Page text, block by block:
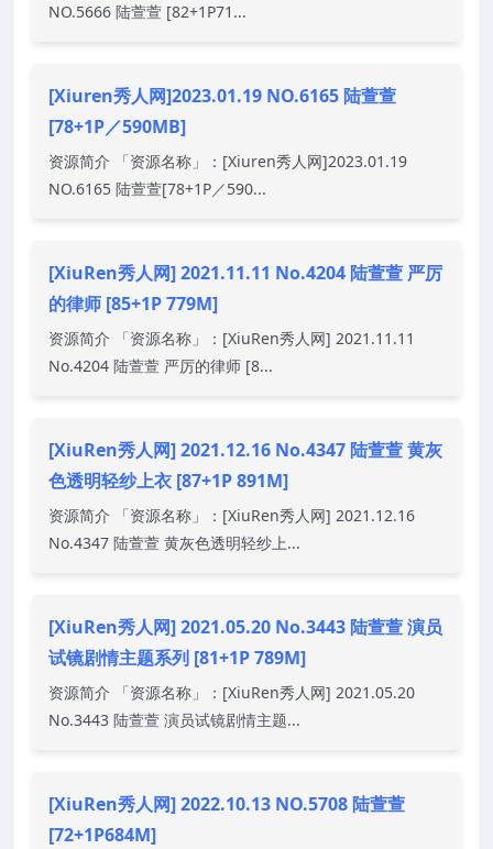
NO.5666 陆萱萱 [82+1P71...
[Xiuren秀人网]2023.01.19 NO.6165 陆萱萱
[78+1P／590MB]
资源简介 「资源名称」：[Xiuren秀人网]2023.01.19
NO.6165 陆萱萱[78+1P／590...
[XiuRen秀人网] 2021.11.11 No.4204 陆萱萱 严厉
的律师 [85+1P 779M]
资源简介 「资源名称」：[XiuRen秀人网] 2021.11.11
No.4204 陆萱萱 严厉的律师 [8...
[XiuRen秀人网] 2021.12.16 No.4347 陆萱萱 黄灰
色透明轻纱上衣 [87+1P 891M]
资源简介 「资源名称」：[XiuRen秀人网] 2021.12.16
No.4347 陆萱萱 黄灰色透明轻纱上...
[XiuRen秀人网] 2021.05.20 No.3443 陆萱萱 演员
试镜剧情主题系列 [81+1P 789M]
资源简介 「资源名称」：[XiuRen秀人网] 2021.05.20
No.3443 陆萱萱 演员试镜剧情主题...
[XiuRen秀人网] 2022.10.13 NO.5708 陆萱萱
[72+1P684M]